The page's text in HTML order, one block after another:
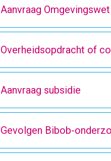
Aanvraag
Overheidsopdracht of
Aanvraag subsidie
Gevolgen Bibob-